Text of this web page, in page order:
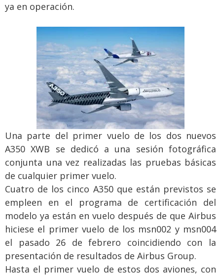
ya en operación.
Una parte del primer vuelo de los dos nuevos
A350 XWB se dedicó a una sesión fotográfica
conjunta una vez realizadas las pruebas básicas
de cualquier primer vuelo.
Cuatro de los cinco A350 que están previstos se
empleen en el programa de certificación del
modelo ya están en vuelo después de que Airbus
hiciese el primer vuelo de los msn002 y msn004
el pasado 26 de febrero coincidiendo con la
presentación de resultados de Airbus Group.
Hasta el primer vuelo de estos dos aviones, con